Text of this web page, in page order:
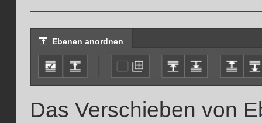
Ebenen anordnen
Das Verschieben von